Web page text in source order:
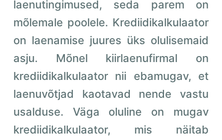
laenutingimused, seda parem on
mõlemale poolele. Krediidikalkulaator
on laenamise juures üks olulisemaid
asju. Mõnel kiirlaenufirmal on
krediidikalkulaator nii ebamugav, et
laenuvõtjad kaotavad nende vastu
usalduse. Väga oluline on mugav
krediidikalkulaator, mis näitab